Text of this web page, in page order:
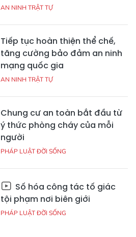
AN NINH TRẬT TỰ
Tiếp tục hoàn thiện thể chế,
tăng cường bảo đảm an ninh
mạng quốc gia
AN NINH TRẬT TỰ
Chung cư an toàn bắt đầu từ
ý thức phòng cháy của mỗi
người
PHÁP LUẬT ĐỜI SỐNG
Số hóa công tác tố giác
tội phạm nơi biên giới
PHÁP LUẬT ĐỜI SỐNG